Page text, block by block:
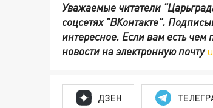
Уважаемые читатели
соцсетях"ВКонтакте".
интересное. Если вам есть
новости на электронную почту
ДЗЕН